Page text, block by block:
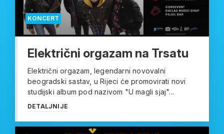
KONCERT
Električni orgazam na Trsatu
Električni orgazam, legendarni novovalni
beogradski sastav, u Rijeci će promovirati novi
studijski album pod nazivom "U magli sjaj"...
DETALJNIJE